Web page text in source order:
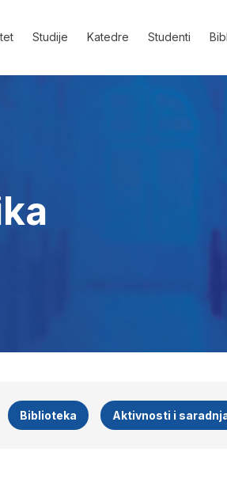
Studije Katedre Studenti
Biblioteka Aktivnosti i